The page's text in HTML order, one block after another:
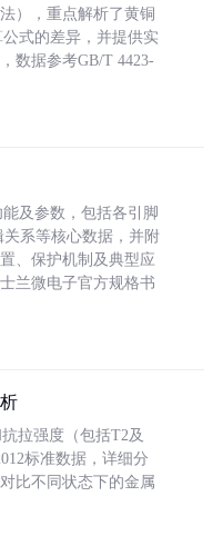
），重点解析了黄铜
公式的差异，并提供实
数据参考GB/T 4423-
及参数，包括各引脚
系等核心数据，并附
、保护机制及典型应
兰微电子官方规格书
拉强度（包括T2及
标准数据，详细分
比不同状态下的金属